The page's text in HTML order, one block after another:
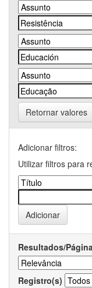
Retornar valores
Adicionar filtros:
Utilizar filtros para
Resultados/
Registro(s)